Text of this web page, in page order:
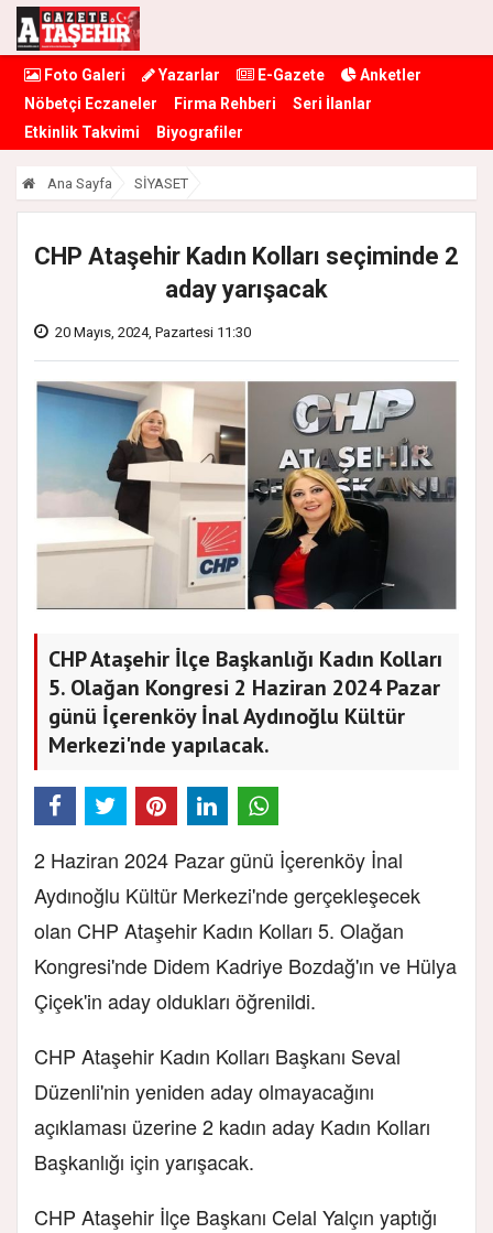
Foto Galeri Yazarlar E-Gazete
Anketler
Nöbetçi Eczaneler
Firma Rehberi
Seri İlanlar
Etkinlik Takvimi
Biyografiler
Ana Sayfa SİYASET
CHP Ataşehir Kadın Kolları seçiminde 2
aday yarışacak
20 Mayıs, 2024, Pazartesi 11:30
CHP Ataşehir İlçe Başkanlığı Kadın Kolları
5. Olağan Kongresi 2 Haziran 2024 Pazar
günü İçerenköy İnal Aydınoğlu Kültür
Merkezi'nde yapılacak.
2 Haziran 2024 Pazar günü İçerenköy İnal
Aydınoğlu Kültür Merkezi'nde gerçekleşecek
olan CHP Ataşehir Kadın Kolları 5. Olağan
Kongresi'nde Didem Kadriye Bozdağ'ın ve Hülya
Çiçek'in aday oldukları öğrenildi.
CHP Ataşehir Kadın Kolları Başkanı Seval
Düzenli'nin yeniden aday olmayacağını
açıklaması üzerine 2 kadın aday Kadın Kolları
Başkanlığı için yarışacak.
CHP Ataşehir İlçe Başkanı Celal Yalçın yaptığı